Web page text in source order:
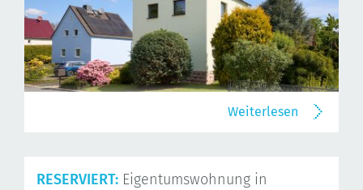
Weiterlesen
RESERVIERT: Eigentumswohnung in